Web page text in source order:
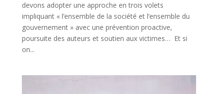
devons adopter une approche en trois volets
impliquant « l’ensemble de la société et l’ensemble du
gouvernement » avec une prévention proactive,
poursuite des auteurs et soutien aux victimes… Et si
on...